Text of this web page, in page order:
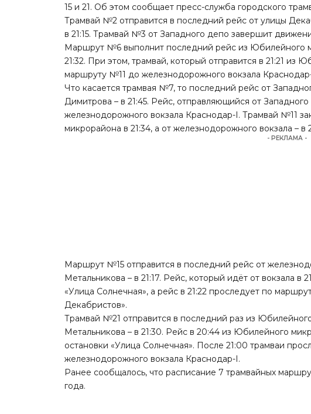
15 и 21. Об этом сообщает пресс-служба городского
Трамвай №2 отправится в последний рейс от улицы
в 21:15. Трамвай №3 от Западного депо завершит
Маршрут №6 выполнит последний рейс из Юбилейного
21:32. При этом, трамвай, который отправится в 21:21 из
маршруту №11 до железнодорожного вокзала
Что касается трамвая №7, то последний рейс от
Димитрова – в 21:45. Рейс, отправляющийся от
железнодорожного вокзала Краснодар-I. Трамвай №11
микрорайона в 21:34, а от железнодорожного вокзала – в
- РЕКЛАМА -
Маршрут №15 отправится в последний рейс от
Метальникова – в 21:17. Рейс, который идёт от вокзала
«Улица Солнечная», а рейс в 21:22 проследует по
Декабристов».
Трамвай №21 отправится в последний раз из
Метальникова – в 21:30. Рейс в 20:44 из Юбилейного
остановки «Улица Солнечная». После 21:00 трамваи
железнодорожного вокзала Краснодар-I.
Ранее сообщалось, чторасписание 7 трамвайных
года.